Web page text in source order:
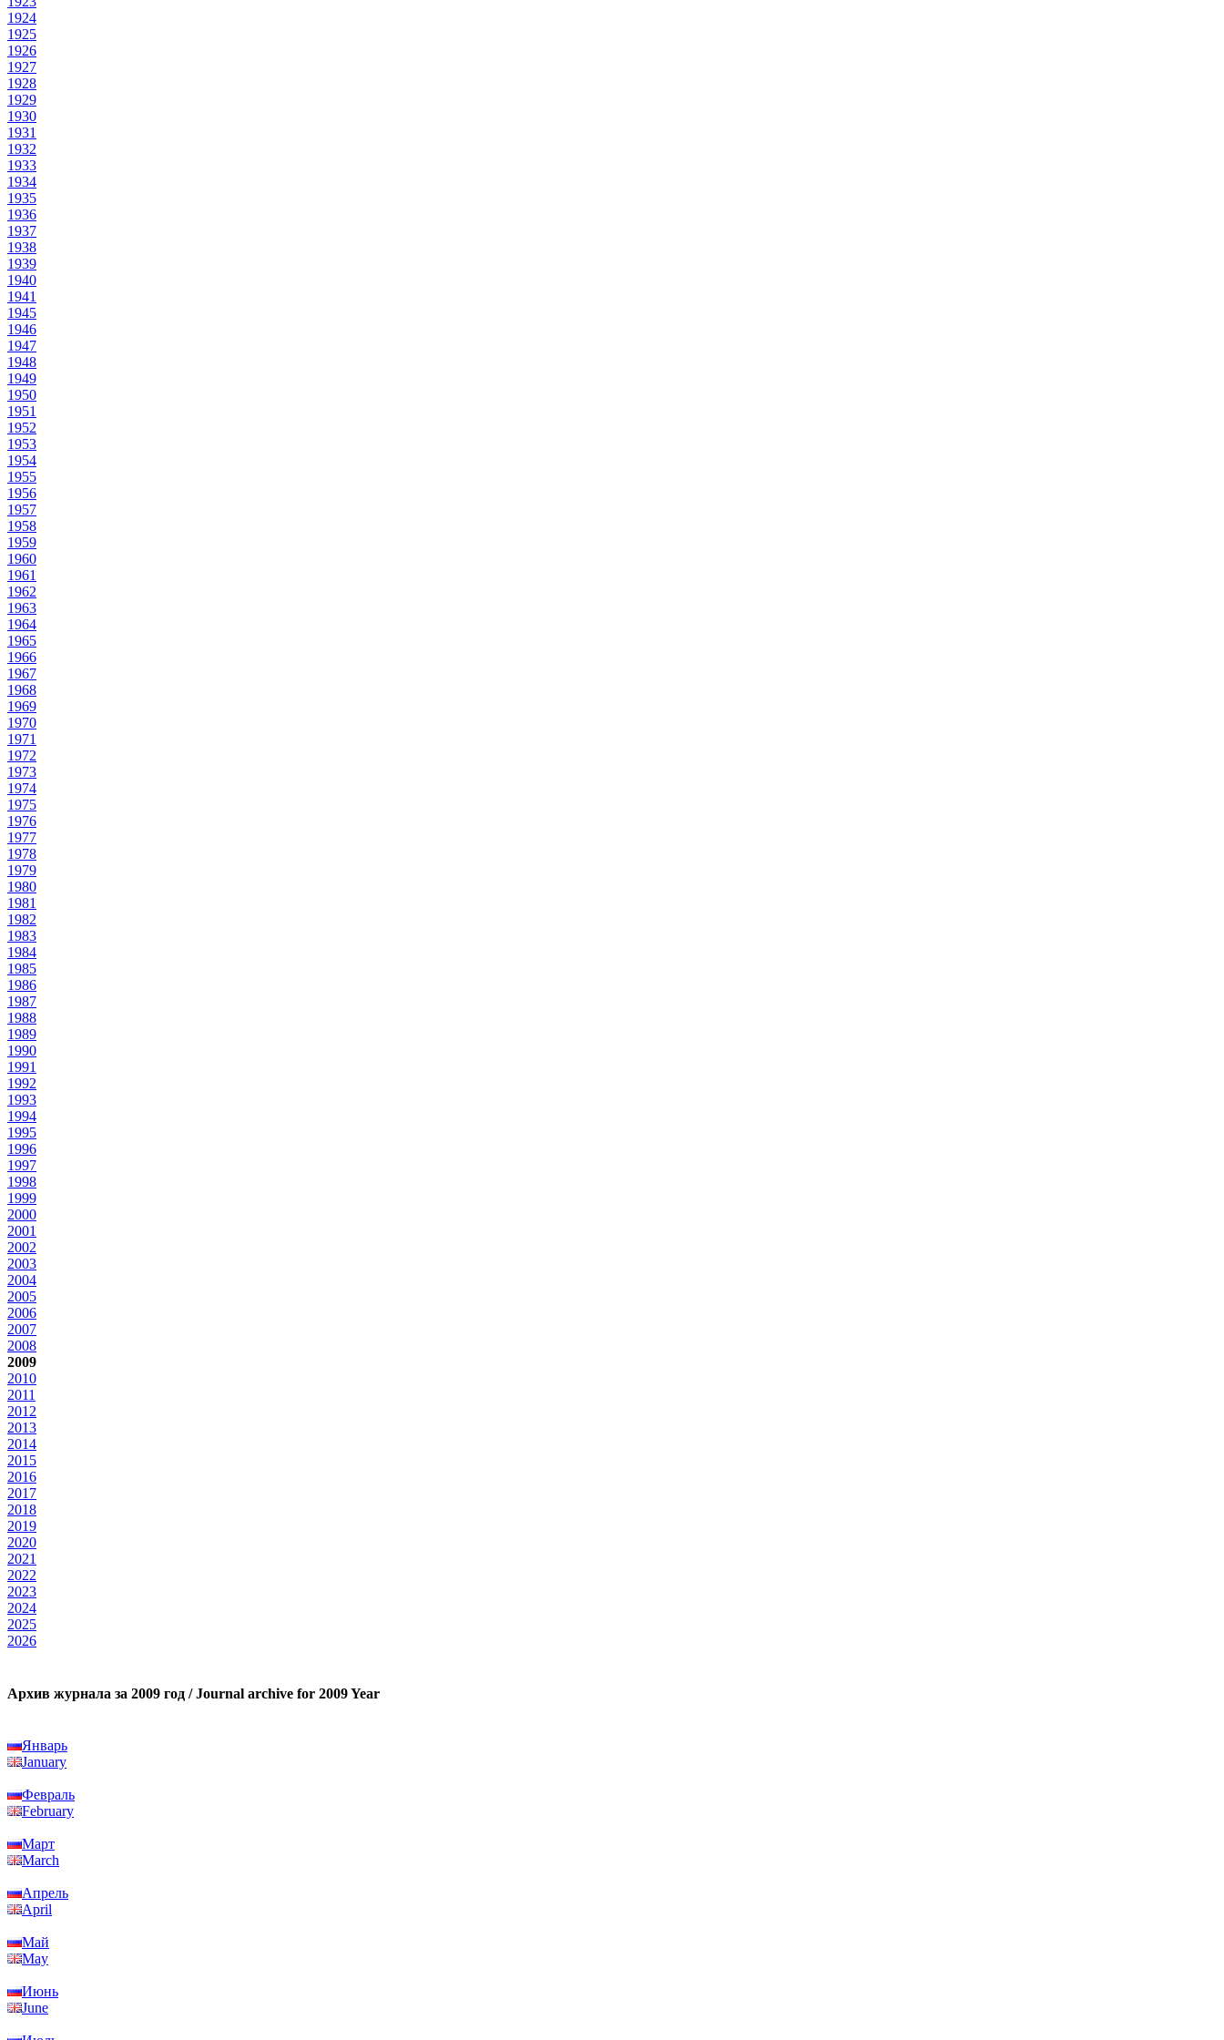
1924
1925
1926
1927
1928
1929
1930
1931
1932
1933
1934
1935
1936
1937
1938
1939
1940
1941
1945
1946
1947
1948
1949
1950
1951
1952
1953
1954
1955
1956
1957
1958
1959
1960
1961
1962
1963
1964
1965
1966
1967
1968
1969
1970
1971
1972
1973
1974
1975
1976
1977
1978
1979
1980
1981
1982
1983
1984
1985
1986
1987
1988
1989
1990
1991
1992
1993
1994
1995
1996
1997
1998
1999
2000
2001
2002
2003
2004
2005
2006
2007
2008
2009
2010
2011
2012
2013
2014
2015
2016
2017
2018
2019
2020
2021
2022
2023
2024
2025
2026
Архив журнала за 2009 год / Journal archive for 2009 Year
Январь
January
Февраль
February
Март
March
Апрель
April
Май
May
Июнь
June